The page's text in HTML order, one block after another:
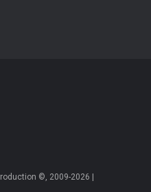
©, 2009-2026 |